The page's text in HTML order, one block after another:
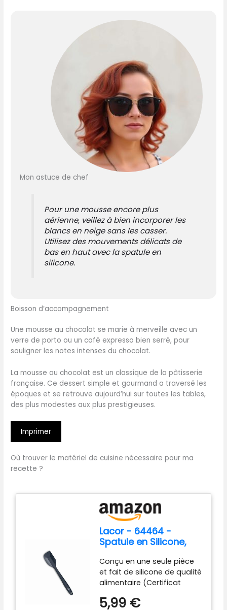
Mon astuce de chef
Pour une mousse encore plus
aérienne, veillez à bien incorporer les
blancs en neige sans les casser.
Utilisez des mouvements délicats de
bas en haut avec la spatule en
silicone.
Boisson d’accompagnement
Une mousse au chocolat se marie à merveille avec un
verre de porto ou un café expresso bien serré, pour
souligner les notes intenses du chocolat.
La mousse au chocolat est un classique de la pâtisserie
française. Ce dessert simple et gourmand a traversé les
époques et se retrouve aujourd’hui sur toutes les tables,
des plus modestes aux plus prestigieuses.
Imprimer
Où trouver le matériel de cuisine nécessaire pour ma
recette ?
Lacor - 64464 -
Spatule en Silicone,
Écologique, Sans BPA,
Antiadhésif, Résistant
à la Chaleur, Lave-
vaisselle sûr, 27,5 cm,
Noir.
Conçu en une seule pièce
et fait de silicone de qualité
alimentaire (Certificat
qualité et exempt de BPA.
5,99 €